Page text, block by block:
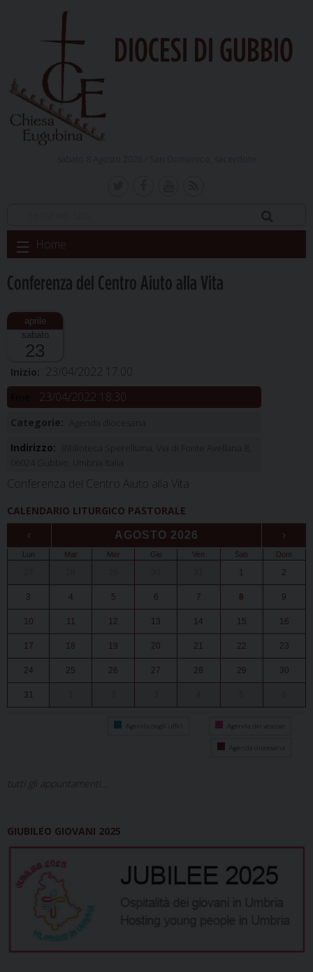
DIOCESI DI GUBBIO
Skip
to
Home
Conferenza del Centro Aiuto alla Vita
sabato
23
Inizio: 23/04/2022 17:00
23/04/2022 18:30
Categorie:
Indirizzo:
Conferenza del Centro Aiuto alla Vita
CALENDARIO LITURGICO PASTORALE
‹ AGOSTO 2026 ›
Lun Mar Mer Gio Ven Sab Dom
1 2
3 4 5 6 7 8 9
10 11 12 13 14 15 16
17 18 19 20 21 22 23
24 25 26 27 28 29 30
31
Agenda degli uffici Agenda del vescovo
Agenda diocesana
tutti gli appuntamenti...
GIUBILEO GIOVANI 2025